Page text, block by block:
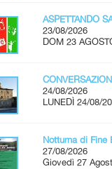
ASPETTANDO
23/08/2026
DOM 23
24/08/2026
LUNEDÌ 24/08/
Notturna di Fine
27/08/2026
Giovedì 27